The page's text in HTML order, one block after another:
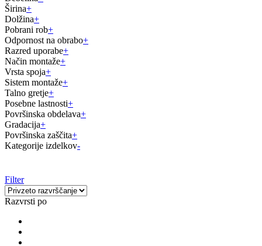
Širina+
Dolžina+
Pobrani rob+
Odpornost na obrabo+
Razred uporabe+
Način montaže+
Vrsta spoja+
Sistem montaže+
Talno gretje+
Posebne lastnosti+
Površinska obdelava+
Gradacija+
Površinska zaščita+
Kategorije izdelkov-
Filter
Razvrsti po